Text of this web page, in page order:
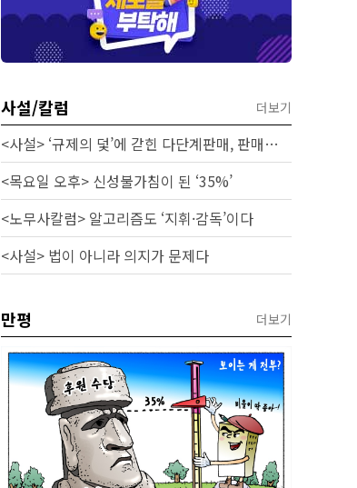
사설/칼럼 더보기
<사설> ‘규제의 덫’에 갇힌 다단계판매, 판매원 보호 시급하다
<목요일 오후> 신성불가침이 된 ‘35%’
<노무사칼럼> 알고리즘도 ‘지휘·감독’이다
<사설> 법이 아니라 의지가 문제다
만평 더보기